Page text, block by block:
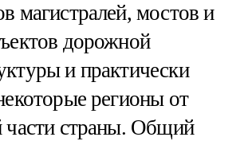
магистралей, мостов и
дорожной
и практически
регионы от
части страны. Общий